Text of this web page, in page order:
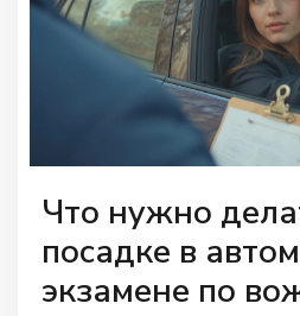
Что нужно
посадке в
экзамене по